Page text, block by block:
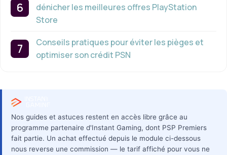
dénicher les meilleures offres PlayStation
Store
Conseils pratiques pour éviter les pièges et
optimiser son crédit PSN
Nos guides et astuces restent en accès libre grâce au
programme partenaire d'Instant Gaming, dont PSP Premiers
fait partie. Un achat effectué depuis le module ci-dessous
nous reverse une commission — le tarif affiché pour vous ne